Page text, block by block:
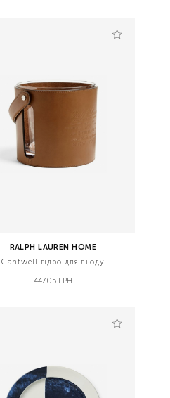
RALPH LAUREN HOME
Cantwell відро для льоду
44705 ГРН